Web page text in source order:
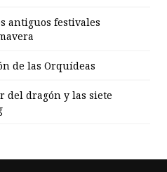
antiguos festivales
de las Orquídeas
del dragón y las siete